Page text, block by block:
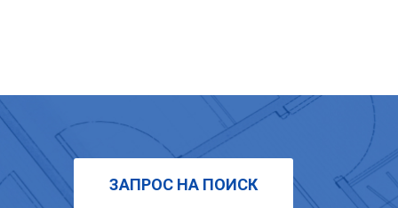
ЗАПРОС НА ПОИСК